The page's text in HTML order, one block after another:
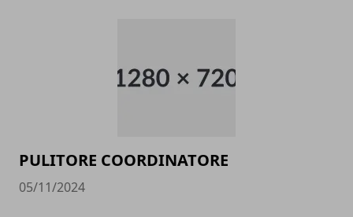
PULITORE COORDINATORE
05/11/2024